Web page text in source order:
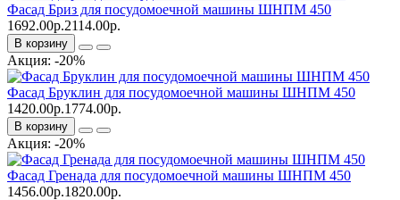
Фасад Бриз для посудомоечной машины ШНПМ 450
1692.00р.2114.00р.
В корзину
Акция: -20%
Фасад Бруклин для посудомоечной машины ШНПМ 450
1420.00р.1774.00р.
В корзину
Акция: -20%
Фасад Гренада для посудомоечной машины ШНПМ 450
1456.00р.1820.00р.